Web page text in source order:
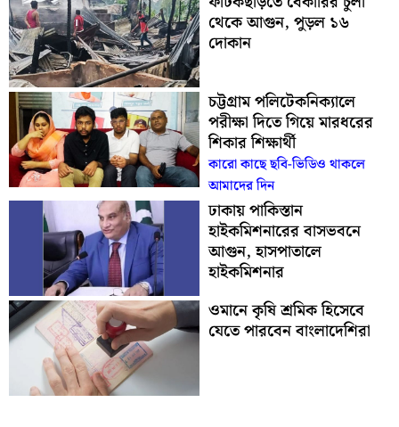
থেকে আগুন, পুড়ল ১৬
দোকান
চট্টগ্রাম পলিটেকনিক্যালে
পরীক্ষা দিতে গিয়ে মারধরের
শিকার শিক্ষার্থী
কারো কাছে ছবি-ভিডিও থাকলে
আমাদের দিন
ঢাকায় পাকিস্তান
হাইকমিশনারের বাসভবনে
আগুন, হাসপাতালে
হাইকমিশনার
ওমানে কৃষি শ্রমিক হিসেবে
যেতে পারবেন বাংলাদেশিরা